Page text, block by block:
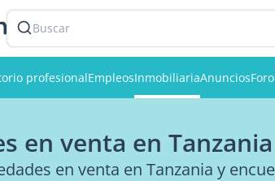
Buscar
profesionalEmpleosInmobiliariaAnunciosForo
en venta en Tanzania
en venta en Tanzania y